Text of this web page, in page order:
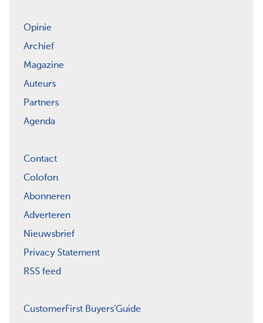
Opinie
Archief
Magazine
Auteurs
Partners
Agenda
Contact
Colofon
Abonneren
Adverteren
Nieuwsbrief
Privacy Statement
RSS feed
CustomerFirst Buyers'Guide